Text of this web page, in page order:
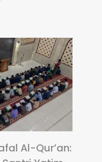
Al-Qur’an: